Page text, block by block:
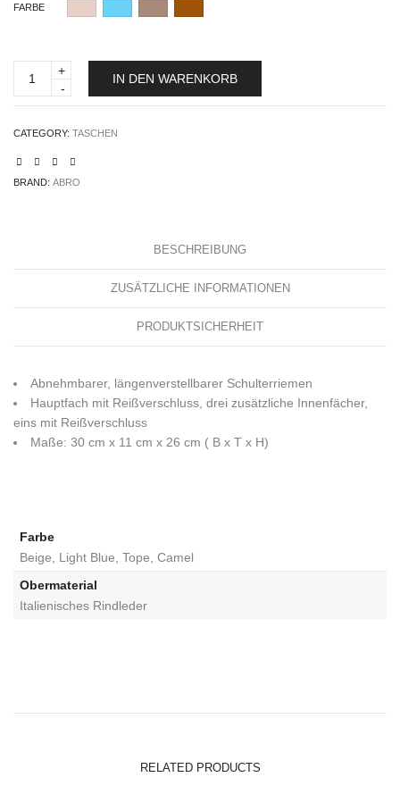
FARBE
LOTTA
IN DEN WARENKORB
CATEGORY: TASCHEN
BRAND: ABRO
BESCHREIBUNG
ZUSÄTZLICHE INFORMATIONEN
PRODUKTSICHERHEIT
Abnehmbarer, längenverstellbarer Schulterriemen
Hauptfach mit Reißverschluss, drei zusätzliche Innenfächer,
eins mit Reißverschluss
Maße: 30 cm x 11 cm x 26 cm ( B x T x H)
Farbe
Beige, Light Blue, Tope, Camel
Obermaterial
Italienisches Rindleder
RELATED PRODUCTS